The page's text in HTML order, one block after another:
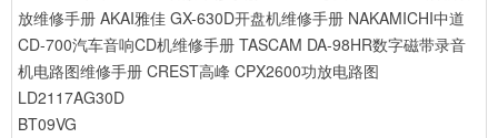
放维修手册 AKAI雅佳 GX-630D开盘机维修手册 NAKAMICHI中道
CD-700汽车音响CD机维修手册 TASCAM DA-98HR数字磁带录音
机电路图维修手册 CREST高峰 CPX2600功放电路图
LD2117AG30D
BT09VG